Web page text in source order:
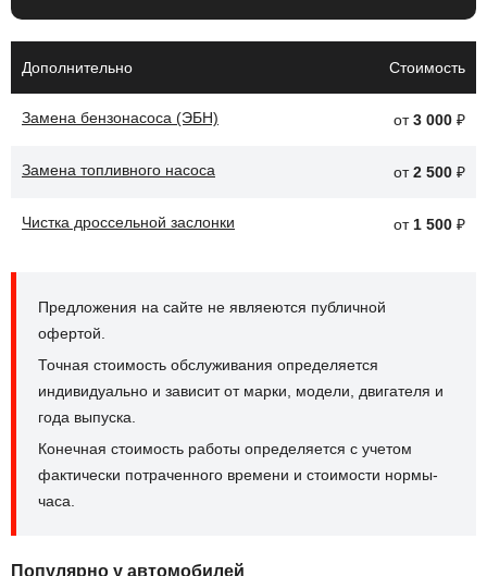
Дополнительно Стоимость
Замена бензонасоса (ЭБН) от3 000 ₽
Замена топливного насоса от2 500 ₽
Чистка дроссельной заслонки от 1 500 ₽
Предложения на сайте не являеются публичной
офертой.
Точная стоимость обслуживания определяется
индивидуально и зависит от марки, модели, двигателя и
года выпуска.
Конечная стоимость работы определяется с учетом
фактически потраченного времени и стоимости нормы-
часа.
Популярно у автомобилей